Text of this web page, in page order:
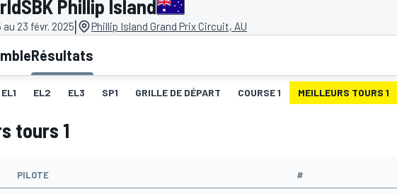
Phillip Island
au 23 févr. 2025| Phillip Island Grand Prix Circuit, AU
Résultats
EL1 EL2 EL3 SP1 GRILLE DE DÉPART COURSE 1 MEILLEURS TOURS 1
tours 1
PILOTE #